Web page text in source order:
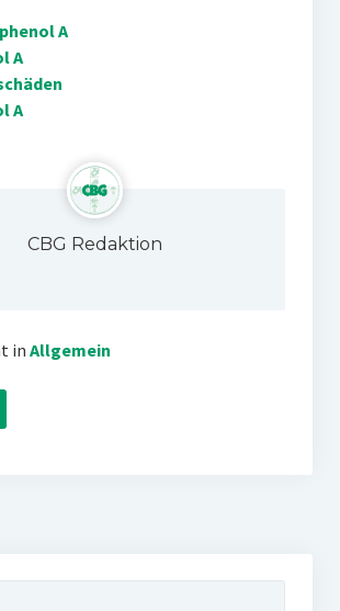
A
A
A
CBG Redaktion
inAllgemein